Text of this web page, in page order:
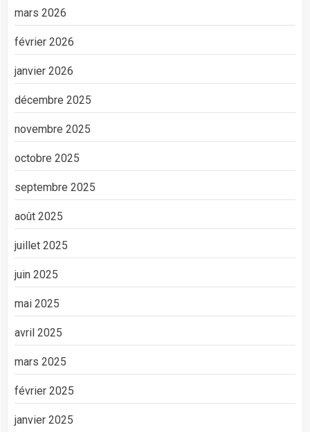
mars 2026
février 2026
janvier 2026
décembre 2025
novembre 2025
octobre 2025
septembre 2025
août 2025
juillet 2025
juin 2025
mai 2025
avril 2025
mars 2025
février 2025
janvier 2025